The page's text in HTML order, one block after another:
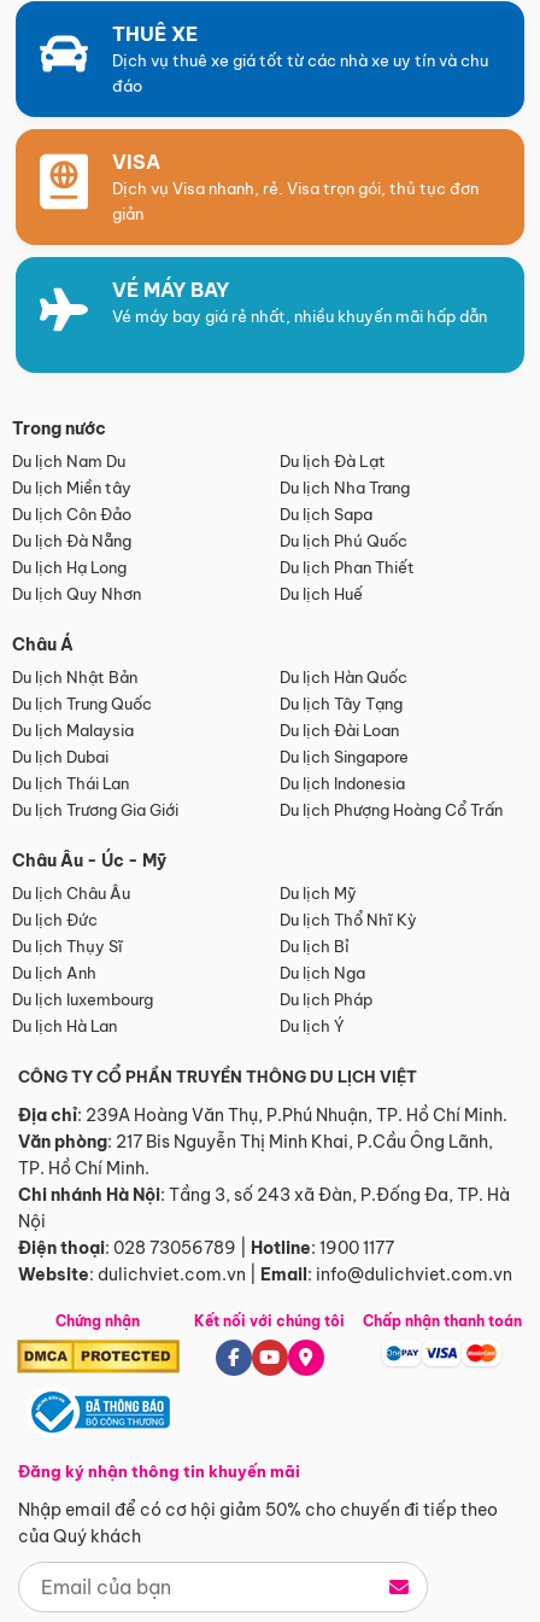
THUÊ XE
Dịch vụ thuê xe giá tốt từ các nhà xe uy tín và chu
đáo
VISA
Dịch vụ Visa nhanh, rẻ. Visa trọn gói, thủ tục đơn
giản
VÉ MÁY BAY
Vé máy bay giá rẻ nhất, nhiều khuyến mãi hấp dẫn
Trong nước
Du lịch Nam Du
Du lịch Đà Lạt
Du lịch Miền tây
Du lịch Nha Trang
Du lịch Côn Đảo
Du lịch Sapa
Du lịch Đà Nẵng
Du lịch Phú Quốc
Du lịch Hạ Long
Du lịch Phan Thiết
Du lịch Quy Nhơn
Du lịch Huế
Châu Á
Du lịch Nhật Bản
Du lịch Hàn Quốc
Du lịch Trung Quốc
Du lịch Tây Tạng
Du lịch Malaysia
Du lịch Đài Loan
Du lịch Dubai
Du lịch Singapore
Du lịch Thái Lan
Du lịch Indonesia
Du lịch Trương Gia Giới
Du lịch Phượng Hoàng Cổ Trấn
Châu Âu - Úc - Mỹ
Du lịch Châu Âu
Du lịch Mỹ
Du lịch Đức
Du lịch Thổ Nhĩ Kỳ
Du lịch Thụy Sĩ
Du lịch Bỉ
Du lịch Anh
Du lịch Nga
Du lịch luxembourg
Du lịch Pháp
Du lịch Hà Lan
Du lịch Ý
CÔNG TY CỔ PHẦN TRUYỀN THÔNG DU LỊCH VIỆT
Địa chỉ: 239A Hoàng Văn Thụ, P.Phú Nhuận, TP. Hồ Chí Minh.
Văn phòng: 217 Bis Nguyễn Thị Minh Khai, P.Cầu Ông Lãnh,
TP. Hồ Chí Minh.
Chi nhánh Hà Nội: Tầng 3, số 243 xã Đàn, P.Đống Đa, TP. Hà
Nội
Điện thoại: 028 73056789 Hotline: 1900 1177
Website: dulichviet.com.vn Email: info@dulichviet.com.vn
Chứng nhận
Đăng ký nhận thông tin khuyến mãi
Nhập email để có cơ hội giảm 50% cho chuyến đi tiếp theo
của Quý khách
Kết nối với chúng tôi Chấp nhận thanh toán